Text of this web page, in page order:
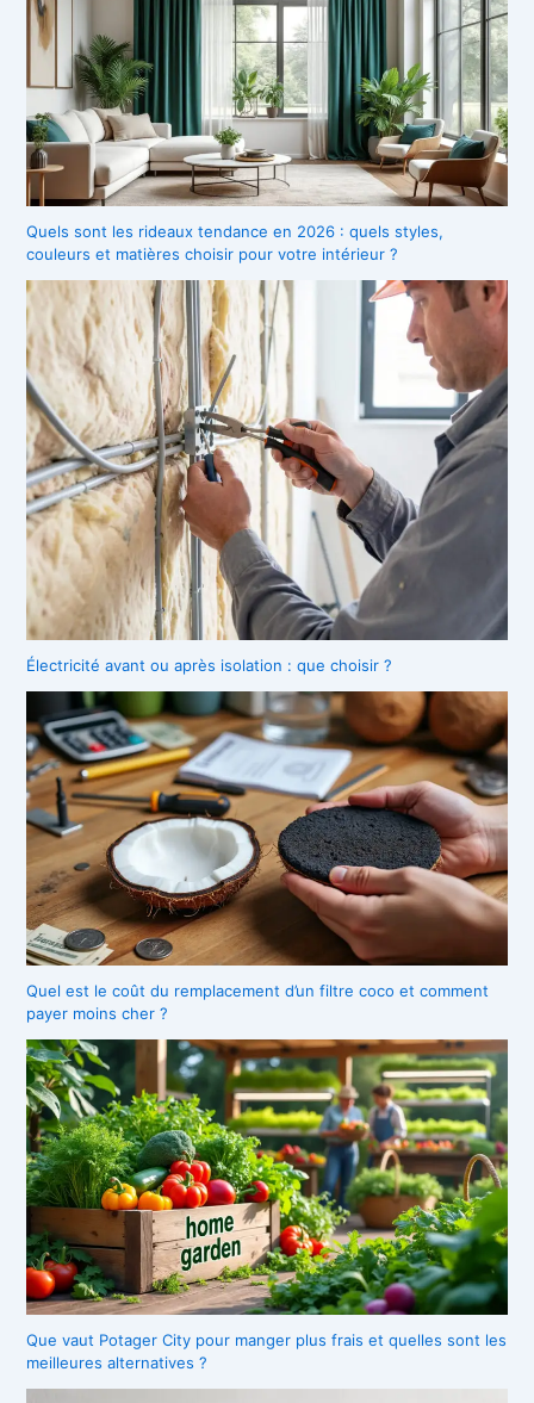
Quels sont les rideaux tendance en 2026 : quels styles,
couleurs et matières choisir pour votre intérieur ?
Électricité avant ou après isolation : que choisir ?
Quel est le coût du remplacement d’un filtre coco et comment
payer moins cher ?
Que vaut Potager City pour manger plus frais et quelles sont les
meilleures alternatives ?